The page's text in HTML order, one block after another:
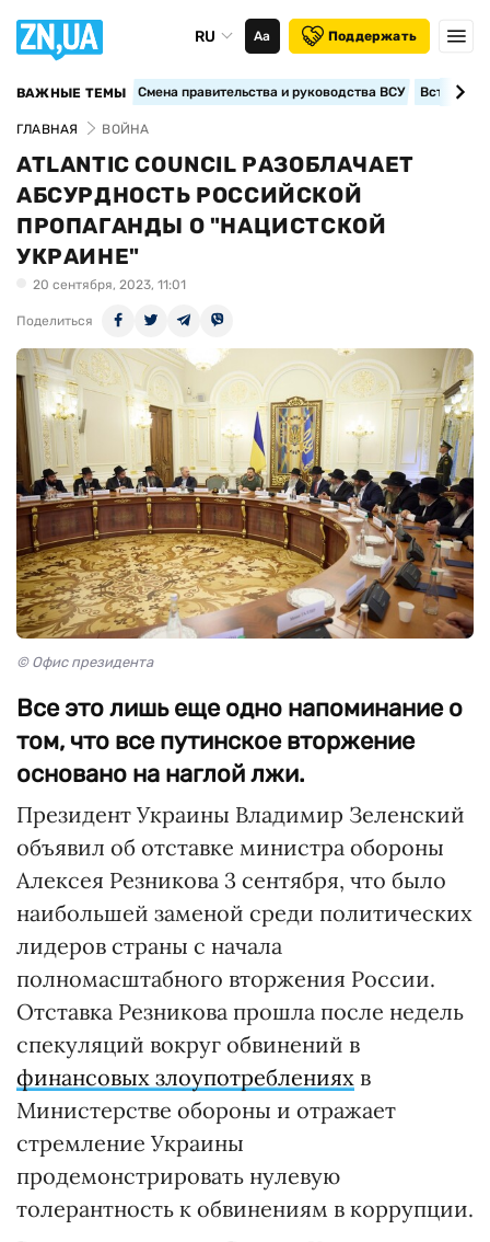
RU Аа Поддержать
ВАЖНЫЕ ТЕМЫ Смена правительства и руководства ВСУ
ГЛАВНАЯ ВОЙНА
ATLANTIC COUNCIL РАЗОБЛАЧАЕТ
АБСУРДНОСТЬ РОССИЙСКОЙ
ПРОПАГАНДЫ О "НАЦИСТСКОЙ
УКРАИНЕ"
20 сентября, 2023, 11:01
Поделиться
© Офис президента
Все это лишь еще одно напоминание о
том, что все путинское вторжение
основано на наглой лжи.
Президент Украины Владимир Зеленский
объявил об отставке министра обороны
Алексея Резникова 3 сентября, что было
наибольшей заменой среди политических
лидеров страны с начала
полномасштабного вторжения России.
Отставка Резникова прошла после недель
спекуляций вокруг обвинений в
финансовых злоупотреблениях в
Министерстве обороны и отражает
стремление Украины
продемонстрировать нулевую
толерантность к обвинениям в коррупции.